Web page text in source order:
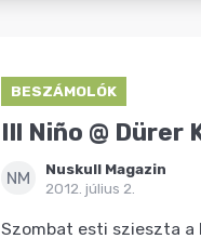
BESZÁMOLÓK
Ill Niño @ Dürer
NM
Nuskull Magazin
2012. július 2.
Szombat esti szieszta a